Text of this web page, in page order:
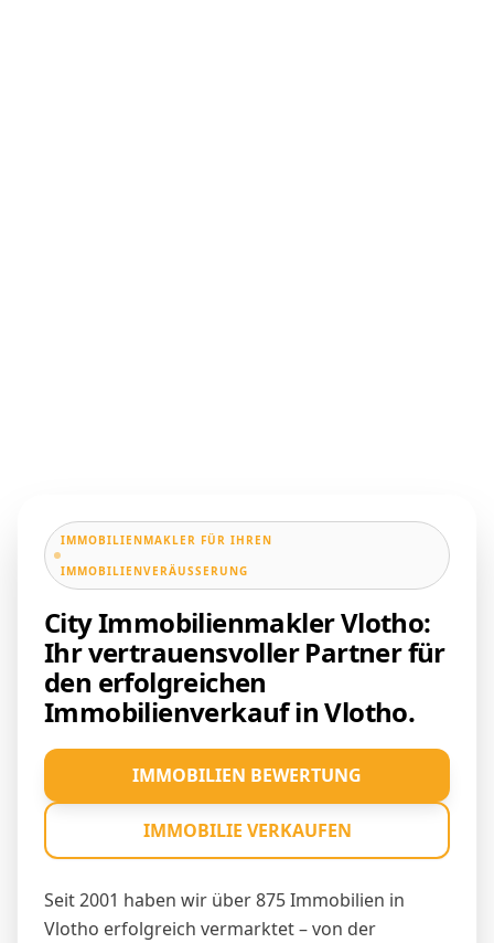
IMMOBILIENMAKLER FÜR IHREN
IMMOBILIENVERÄUSSERUNG
City Immobilienmakler Vlotho:
Ihr vertrauensvoller Partner für
den erfolgreichen
Immobilienverkauf in Vlotho.
Seit 2001 haben wir über 875 Immobilien in
Vlotho erfolgreich vermarktet – von der
IMMOBILIEN BEWERTUNG
IMMOBILIE VERKAUFEN